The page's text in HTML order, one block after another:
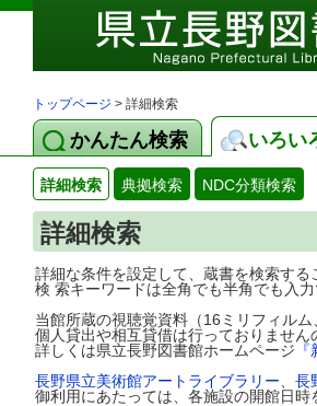
トップページ > 詳細検索
かんたん検索 いろい
詳細検索 典拠検索 NDC分類検索
詳細検索
詳細な条件を設定して、蔵書を検索する
検 索キーワードは全角でも半角でも入力
当館所蔵の視聴覚資料（16ミリフィル
個人貸出や相互貸借は行っておりません
詳しくは県立長野図書館ホームページ
長野県立美術館アートライブラリー
長
御利用にあたっては、各施設の開館日時